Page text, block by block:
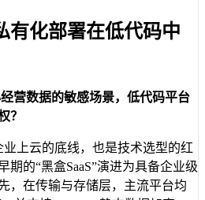
有化部署在低代码中
营数据的敏感场景，低代码平台
？
上云的底线，也是技术选型的红
期的“黑盒SaaS”演进为具备企业级
，在传输与存储层，主流平台均